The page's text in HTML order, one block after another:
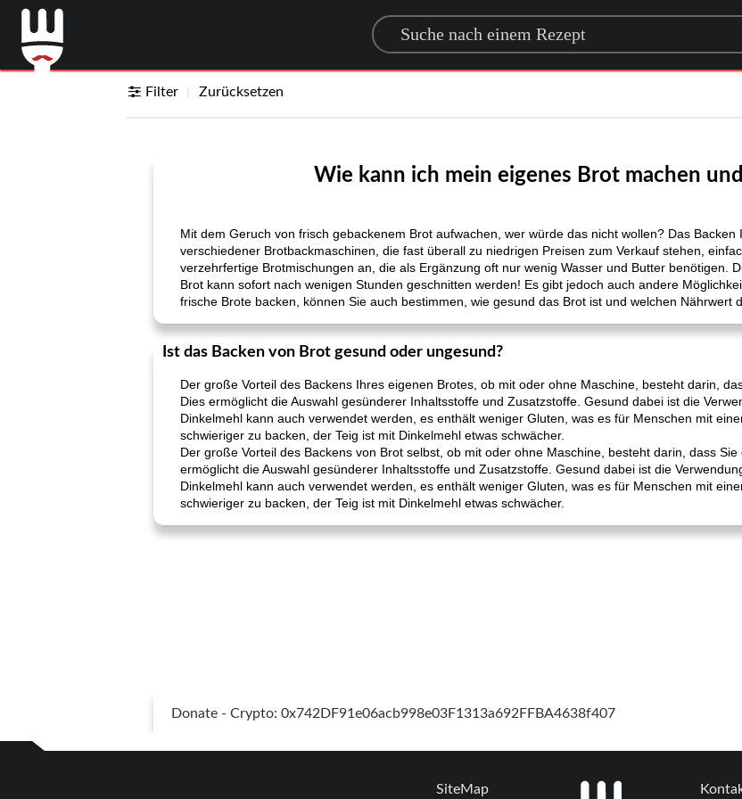
Search for a recipe
Filter Zurücksetzen
Wie kann ich mein eigenes Brot machen
Mit dem Geruch von frisch gebackenem Brot aufwachen, wer würde das nicht wollen? Das
verschiedener Brotbackmaschinen, die fast überall zu niedrigen Preisen zum Verkauf stehen,
verzehrfertige Brotmischungen an, die als Ergänzung oft nur wenig Wasser und Butter benötigen.
Brot kann sofort nach wenigen Stunden geschnitten werden! Es gibt jedoch auch andere
frische Brote backen, können Sie auch bestimmen, wie gesund das Brot ist und welchen Nährwert
Ist das Backen von Brot gesund oder ungesund?
Der große Vorteil des Backens Ihres eigenen Brotes, ob mit oder ohne Maschine, besteht darin,
Dies ermöglicht die Auswahl gesünderer Inhaltsstoffe und Zusatzstoffe. Gesund dabei ist die
Dinkelmehl kann auch verwendet werden, es enthält weniger Gluten, was es für Menschen mit
schwieriger zu backen, der Teig ist mit Dinkelmehl etwas schwächer.
Der große Vorteil des Backens von Brot selbst, ob mit oder ohne Maschine, besteht darin, dass
ermöglicht die Auswahl gesünderer Inhaltsstoffe und Zusatzstoffe. Gesund dabei ist die
Dinkelmehl kann auch verwendet werden, es enthält weniger Gluten, was es für Menschen mit
schwieriger zu backen, der Teig ist mit Dinkelmehl etwas schwächer.
Donate - Crypto: 0x742DF91e06acb998e03F1313a692FFBA4638f407
SiteMap